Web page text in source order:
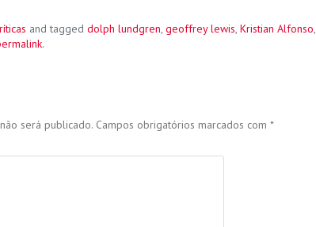
and tagged dolph lundgren, geoffrey lewis, Kristian Alfonso,
.
será publicado. Campos obrigatórios marcados com *